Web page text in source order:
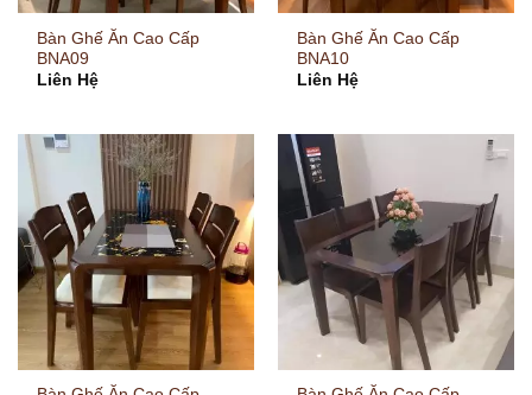
Bàn Ghế Ăn Cao Cấp
BNA09
Liên Hệ
Bàn Ghế Ăn Cao Cấp
BNA10
Liên Hệ